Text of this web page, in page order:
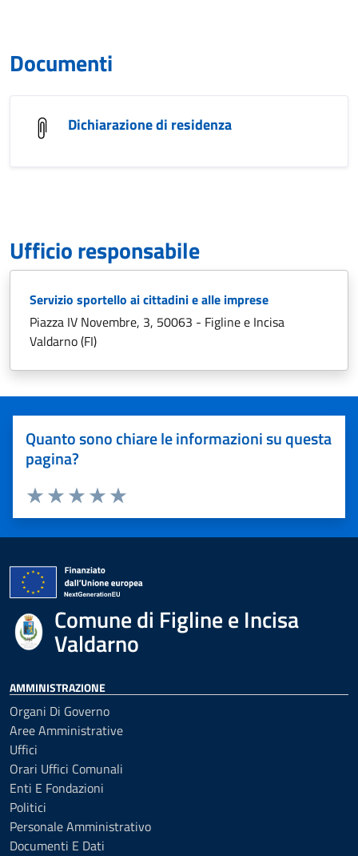
Documenti
Dichiarazione di residenza
Ufficio responsabile
Servizio sportello ai cittadini e alle imprese
Piazza IV Novembre, 3, 50063 - Figline e Incisa
Valdarno (FI)
Quanto sono chiare le informazioni su questa
pagina?
Valuta 5 stelle su 5
Valuta 4 stelle su 5
Valuta 3 stelle su 5
Valuta 2 stelle su 5
Valuta 1 stelle su 5
Comune di Figline e Incisa
Valdarno
AMMINISTRAZIONE
Organi Di Governo
Aree Amministrative
Uffici
Orari Uffici Comunali
Enti E Fondazioni
Politici
Personale Amministrativo
Documenti E Dati